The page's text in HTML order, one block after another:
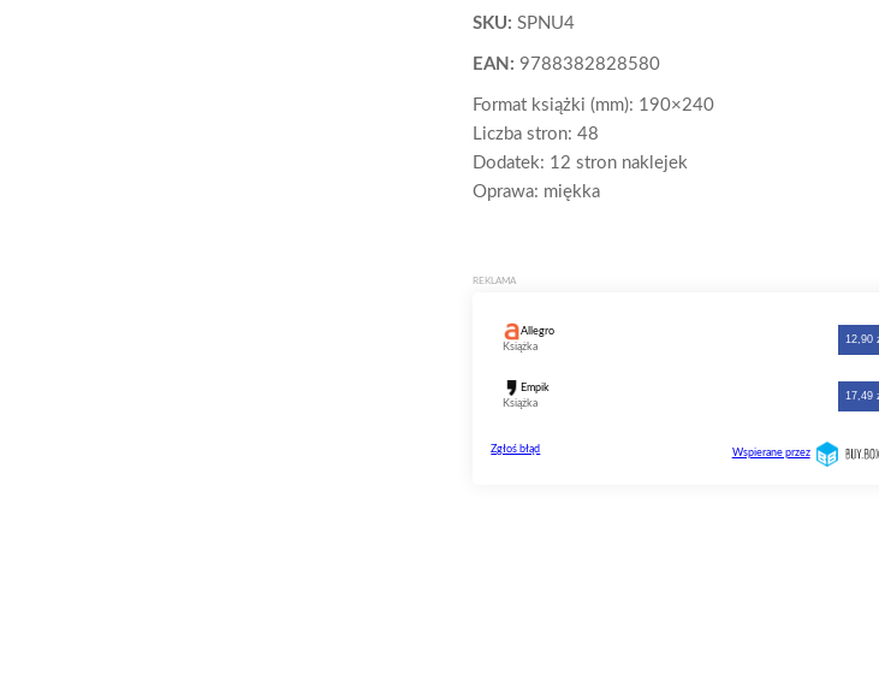
SKU:SPNU4
EAN: 9788382828580
Format książki (mm): 190×240
Liczba stron: 48
Dodatek: 12 stron naklejek
Oprawa: miękka